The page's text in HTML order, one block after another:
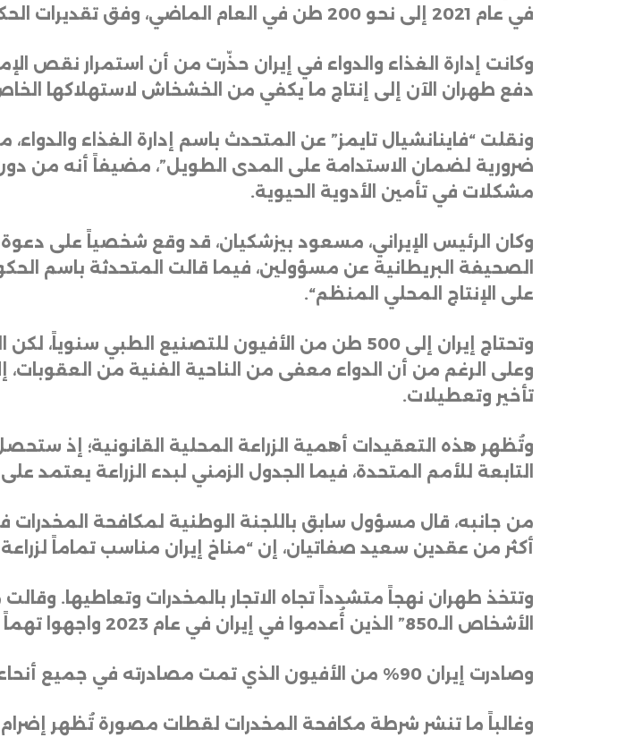
في عام 2021 إلى نحو 200 طن في العام الماضي، وفق تقديرات الحكومة
وكانت إدارة الغذاء والدواء في إيران حذّرت من أن استمرار نقص
دفع طهران الآن إلى إنتاج ما يكفي من الخشخاش لاستهلاكها
ونقلت “فاينانشيال تايمز” عن المتحدث باسم إدارة الغذاء
ضرورية لضمان الاستدامة على المدى الطويل”، مضيفاً أنه من دون
مشكلات في تأمين الأدوية الحيوية.
وكان الرئيس الإيراني، مسعود بيزشكيان، قد وقع شخصياً على
الصحيفة البريطانية عن مسؤولين، فيما قالت المتحدثة باسم
على الإنتاج المحلي المنظم“.
وتحتاج إيران إلى 500 طن من الأفيون للتصنيع
وعلى الرغم من أن الدواء معفى من الناحية الفنية من
تأخير وتعطيلات.
وتُظهر هذه التعقيدات أهمية الزراعة المحلية القانونية؛ إذ
التابعة للأمم المتحدة، فيما الجدول الزمني لبدء الزراعة يعتمد على
من جانبه، قال مسؤول سابق باللجنة الوطنية لمكافحة المخدرات
أكثر من عقدين سعيد صفاتيان، إن “مناخ إيران مناسب تماماً
وتتخذ طهران نهجاً متشدداً تجاه الاتجار بالمخدرات وتعاطيها.
الأشخاص الـ850” الذين أُعدموا في إيران في عام 2023 واجهوا تهماً تتعلق بالمخدرات
وصادرت إيران 90% من الأفيون الذي تمت مصادرته في جميع أنحاء العالم في عام 2019، وفقاً للأمم المتحدة
وغالباً ما تنشر شرطة مكافحة المخدرات لقطات مصورة تُظهر